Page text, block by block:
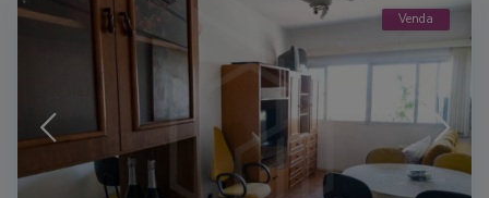
Venda